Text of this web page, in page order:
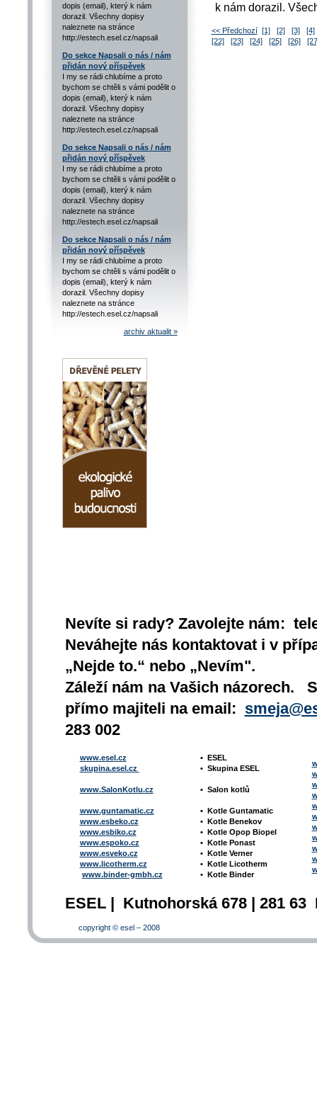
dopis (email), který k nám
dorazil. Všechny dopisy
naleznete na stránce
http://estech.esel.cz/napsali
Do sekce Napsali o nás / nám
přidán nový příspěvek
I my se rádi chlubíme a proto
bychom se chtěli s vámi podělit o
dopis (email), který k nám
dorazil. Všechny dopisy
naleznete na stránce
http://estech.esel.cz/napsali
Do sekce Napsali o nás / nám
přidán nový příspěvek
I my se rádi chlubíme a proto
bychom se chtěli s vámi podělit o
dopis (email), který k nám
dorazil. Všechny dopisy
naleznete na stránce
http://estech.esel.cz/napsali
Do sekce Napsali o nás / nám
přidán nový příspěvek
I my se rádi chlubíme a proto
bychom se chtěli s vámi podělit o
dopis (email), který k nám
dorazil. Všechny dopisy
naleznete na stránce
http://estech.esel.cz/napsali
archiv aktualit »
k nám dorazil.
<< Předchozí [1] [2] [3]
[4]
[22]
[23] [24] [25] [26]
Nevíte si rady? Zavolejte nám:
Neváhejte nás kontaktovat i v
„Nejde to.“ nebo „Nevím".
Záleží nám na Vašich názorech.
přímo majiteli na email:
283 002
www.esel.cz
skupina.esel.cz
www.SalonKotlu.cz
www.guntamatic.cz
www.esbeko.cz
www.esbiko.cz
www.espoko.cz
www.esveko.cz
www.licotherm.cz
www.binder-gmbh.cz
• ESEL
• Skupina ESEL
• Salon kotlů
• Kotle Guntamatic
• Kotle Benekov
• Kotle Opop Biopel
• Kotle Ponast
• Kotle Verner
• Kotle Licotherm
• Kotle Binder
ESEL | Kutnohorská 678 | 281
copyright © esel – 2008